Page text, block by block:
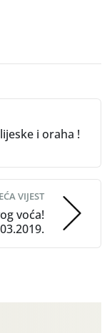
i oraha !
VIJEST
voća!